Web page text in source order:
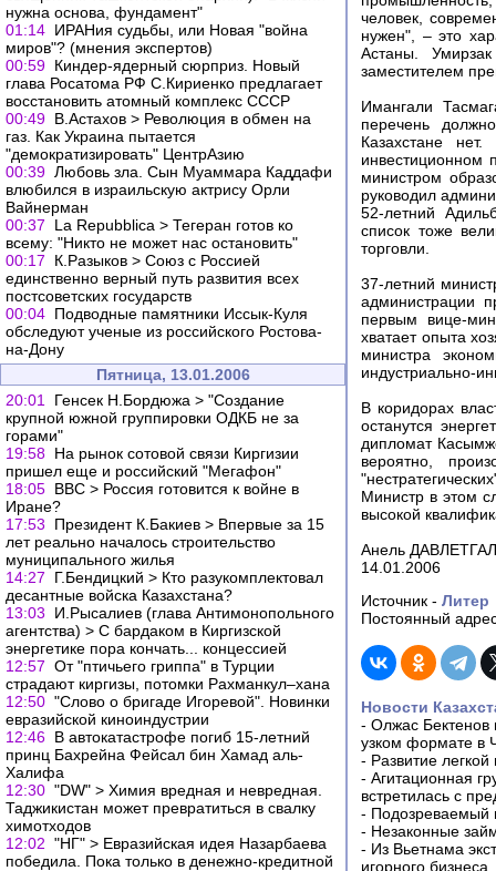
нужна основа, фундамент"
01:14 ИРАНия судьбы, или Новая "война
миров"? (мнения экспертов)
00:59 Киндер-ядерный сюрприз. Новый
глава Росатома РФ С.Кириенко предлагает
восстановить атомный комплекс СССР
00:49 В.Астахов > Революция в обмен на
газ. Как Украина пытается
"демократизировать" ЦентрАзию
00:39 Любовь зла. Сын Муаммара Каддафи
влюбился в израильскую актрису Орли
Вайнерман
00:37
La Repubblica > Тегеран готов ко
всему: "Никто не может нас остановить"
00:17
К.Разыков > Союз с Россией
единственно верный путь развития всех
постсоветских государств
00:04 Подводные памятники Иссык-Куля
обследуют ученые из российского Ростова-
на-Дону
Пятница, 13.01.2006
20:01
Генсек Н.Бордюжа > "Создание
крупной южной группировки ОДКБ не за
горами"
19:58 На рынок сотовой связи Киргизии
пришел еще и российский "Мегафон"
18:05 ВВС > Россия готовится к войне в
Иране?
17:53
Президент К.Бакиев > Впервые за 15
лет реально началось строительство
муниципального жилья
14:27
Г.Бендицкий > Кто разукомплектовал
десантные войска Казахстана?
13:03
И.Рысалиев (глава Антимонопольного
агентства) > С бардаком в Киргизской
энергетике пора кончать... концессией
12:57 От "птичьего гриппа" в Турции
страдают киргизы, потомки Рахманкул–хана
12:50 "Слово о бригаде Игоревой". Новинки
евразийской киноиндустрии
12:46 В автокатастрофе погиб 15-летний
принц Бахрейна Фейсал бин Хамад аль-
Халифа
12:30 "DW" > Химия вредная и невредная.
Таджикистан может превратиться в свалку
химотходов
12:02 "НГ" > Евразийская идея Назарбаева
победила. Пока только в денежно-кредитной
человек,
нужен", – это
Астаны.
заместителем
Имангали
перечень
Казахстане
инвестиционном
министром
руководил
52-летний
список тоже
торговли.
37-летний
администрации
первым вице-
хватает опыта
министра
индустриально-
В коридорах
останутся
дипломат
вероятно,
Министр в этом
высокой
Анель
14.01.2006
Источник - Литер
Постоянный
Новости
- Олжас Бектенов
узком формате в
- Развитие
- Агитационная
встретилась с
- Подозреваемый
- Незаконные
- Из Вьетнама
игорного бизнеса